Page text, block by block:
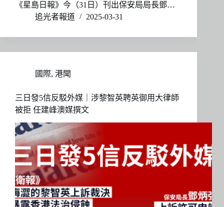
《星島日報》今（31日）刊出保安局局長鄧…
追光者報道
2025-03-31
國際, 港聞
三日發5信反駁外媒｜涉黎智英聘英御用大律師
被拒 任建峰澳媒撰文